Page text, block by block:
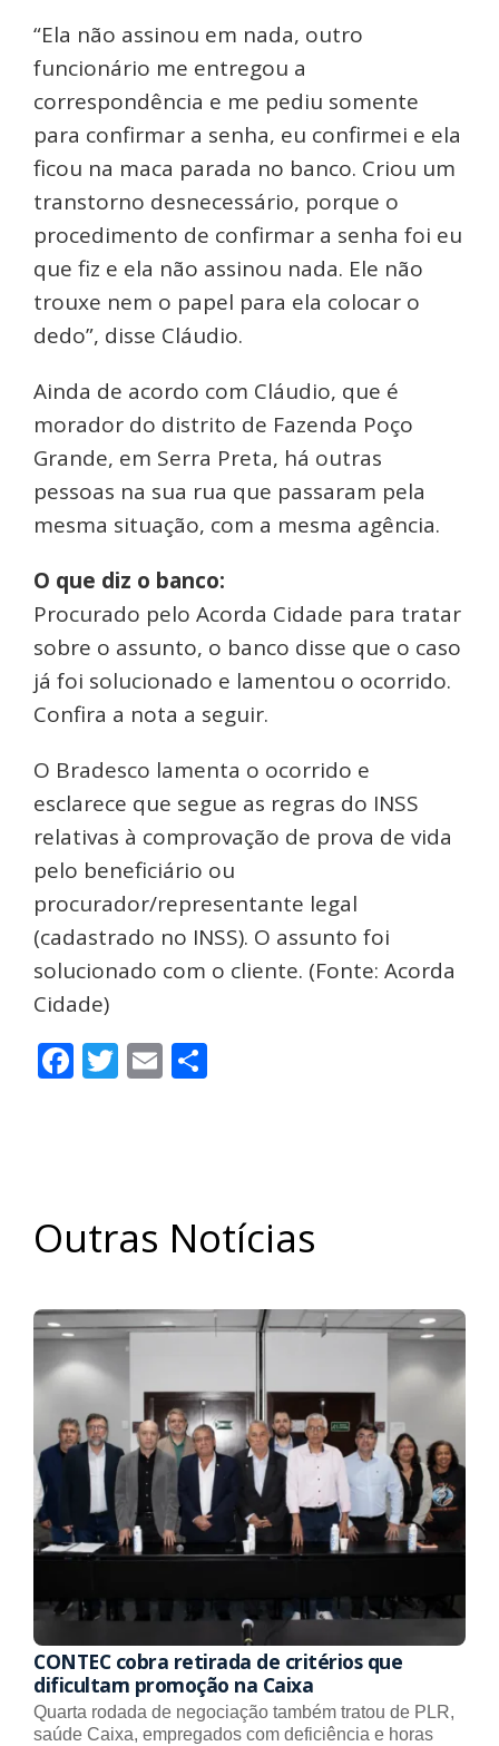
“Ela não assinou em nada, outro
funcionário me entregou a
correspondência e me pediu somente
para confirmar a senha, eu confirmei e ela
ficou na maca parada no banco. Criou um
transtorno desnecessário, porque o
procedimento de confirmar a senha foi eu
que fiz e ela não assinou nada. Ele não
trouxe nem o papel para ela colocar o
dedo”, disse Cláudio.
Ainda de acordo com Cláudio, que é
morador do distrito de Fazenda Poço
Grande, em Serra Preta, há outras
pessoas na sua rua que passaram pela
mesma situação, com a mesma agência.
O que diz o banco:
Procurado pelo Acorda Cidade para tratar
sobre o assunto, o banco disse que o caso
já foi solucionado e lamentou o ocorrido.
Confira a nota a seguir.
O Bradesco lamenta o ocorrido e
esclarece que segue as regras do INSS
relativas à comprovação de prova de vida
pelo beneficiário ou
procurador/representante legal
(cadastrado no INSS). O assunto foi
solucionado com o cliente. (Fonte: Acorda
Cidade)
Facebook
Twitter
Email
Outras Notícias
CONTEC cobra retirada de critérios que
dificultam promoção na Caixa
Quarta rodada de negociação também tratou de PLR,
saúde Caixa, empregados com deficiência e horas